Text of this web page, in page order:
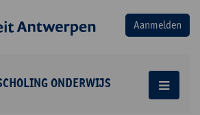
ONDERWIJS